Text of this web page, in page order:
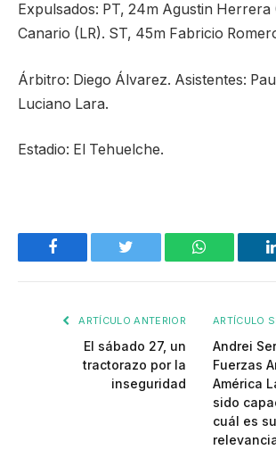
Expulsados: PT, 24m Agustin Herrera
Canario (LR). ST, 45m Fabricio
Árbitro: Diego Álvarez. Asistentes:
Luciano Lara.
Estadio: El Tehuelche.
Facebook Twitter WhatsApp
ARTÍCULO ANTERIOR
El sábado 27, un
tractorazo por la
inseguridad
ARTÍCULO
Andrei
Fuerzas
América
sido
cuál es